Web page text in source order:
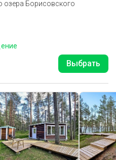
озера Борисовского
Выбрать